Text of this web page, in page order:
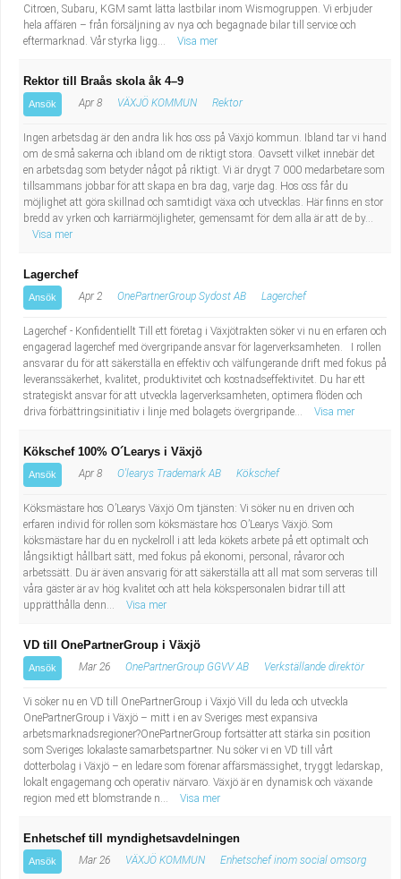
Citroen, Subaru, KGM samt lätta lastbilar inom Wismogruppen. Vi erbjuder
hela affären – från försäljning av nya och begagnade bilar till service och
eftermarknad. Vår styrka ligg...
Visa mer
Rektor till Braås skola åk 4–9
Ansök Apr 8 VÄXJÖ KOMMUN Rektor
Ingen arbetsdag är den andra lik hos oss på Växjö kommun. Ibland tar vi hand
om de små sakerna och ibland om de riktigt stora. Oavsett vilket innebär det
en arbetsdag som betyder något på riktigt. Vi är drygt 7 000 medarbetare som
tillsammans jobbar för att skapa en bra dag, varje dag. Hos oss får du
möjlighet att göra skillnad och samtidigt växa och utvecklas. Här finns en stor
bredd av yrken och karriärmöjligheter, gemensamt för dem alla är att de by...
Visa mer
Lagerchef
Ansök Apr 2 OnePartnerGroup Sydost AB Lagerchef
Lagerchef - Konfidentiellt Till ett företag i Växjötrakten söker vi nu en erfaren och
engagerad lagerchef med övergripande ansvar för lagerverksamheten. I rollen
ansvarar du för att säkerställa en effektiv och välfungerande drift med fokus på
leveranssäkerhet, kvalitet, produktivitet och kostnadseffektivitet. Du har ett
strategiskt ansvar för att utveckla lagerverksamheten, optimera flöden och
driva förbättringsinitiativ i linje med bolagets övergripande...
Visa mer
Kökschef 100% O´Learys i Växjö
Ansök Apr 8 O'learys Trademark AB Kökschef
Köksmästare hos O’Learys Växjö Om tjänsten: Vi söker nu en driven och
erfaren individ för rollen som köksmästare hos O’Learys Växjö. Som
köksmästare har du en nyckelroll i att leda kökets arbete på ett optimalt och
långsiktigt hållbart sätt, med fokus på ekonomi, personal, råvaror och
arbetssätt. Du är även ansvarig för att säkerställa att all mat som serveras till
våra gäster är av hög kvalitet och att hela kökspersonalen bidrar till att
upprätthålla denn...
Visa mer
VD till OnePartnerGroup i Växjö
Ansök Mar 26 OnePartnerGroup GGVV AB Verkställande direktör
Vi söker nu en VD till OnePartnerGroup i Växjö Vill du leda och utveckla
OnePartnerGroup i Växjö – mitt i en av Sveriges mest expansiva
arbetsmarknadsregioner?OnePartnerGroup fortsätter att stärka sin position
som Sveriges lokalaste samarbetspartner. Nu söker vi en VD till vårt
dotterbolag i Växjö – en ledare som förenar affärsmässighet, tryggt ledarskap,
lokalt engagemang och operativ närvaro. Växjö är en dynamisk och växande
region med ett blomstrande n...
Visa mer
Enhetschef till myndighetsavdelningen
Ansök Mar 26 VÄXJÖ KOMMUN Enhetschef inom social omsorg